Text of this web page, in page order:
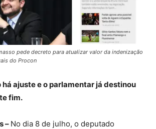
pede decreto para atualizar valor da indenização
do Procon
há ajuste e o parlamentar já destinou
fim.
– No dia 8 de julho, o deputado